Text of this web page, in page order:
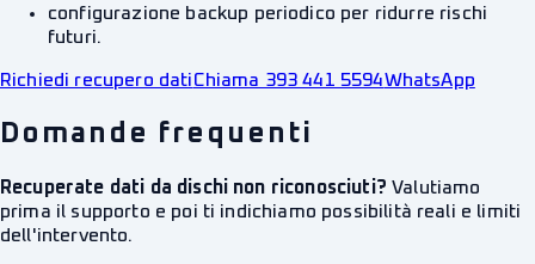
configurazione backup periodico per ridurre rischi
futuri.
Richiedi recupero datiChiama 393 441 5594WhatsApp
Domande frequenti
Recuperate dati da dischi non riconosciuti? Valutiamo
prima il supporto e poi ti indichiamo possibilità reali e limiti
dell'intervento.